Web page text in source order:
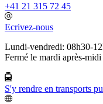
+41 21 315 72 45
Ecrivez-nous
Lundi-vendredi: 08h30-
Fermé le mardi après-midi
S'y rendre en transports